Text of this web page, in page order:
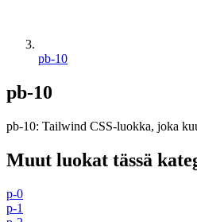
pb-10
pb-10
pb-10: Tailwind CSS-luokka, joka
Muut luokat tässä
p-0
p-1